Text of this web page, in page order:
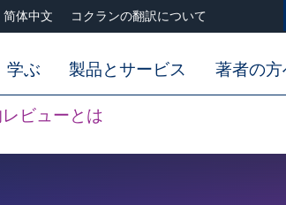
简体中文 コクランの翻訳について
ビューとは
学ぶ 製品とサービス 著者の